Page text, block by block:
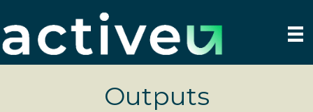
Outputs